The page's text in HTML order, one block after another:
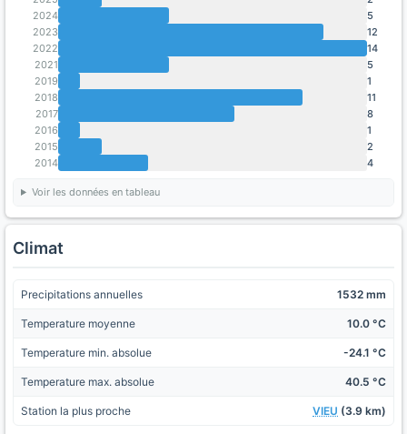
2024
5
2023
12
2022
14
2021
5
2019
1
2018
11
2017
8
2016
1
2015
2
2014
4
Voir les données en tableau
Climat
Precipitations annuelles 1532 mm
Temperature moyenne 10.0 °C
Temperature min. absolue -24.1 °C
Temperature max. absolue 40.5 °C
Station la plus proche VIEU (3.9 km)